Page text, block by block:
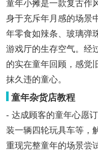
童年小摊是一款复古作
身于充斥年月感的场景
年零食如辣条、玻璃弹
游戏厅的生存空气。经
的实在童年回顾，感觉
抹久违的童心。
童年杂货店教程
- 达成顾客的童年心愿
装一辆四轮玩具车等，
重现完整童年的场景尝